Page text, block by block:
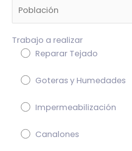
Trabajo a realizar
Reparar Tejado
Goteras y Humedades
Impermeabilización
Canalones